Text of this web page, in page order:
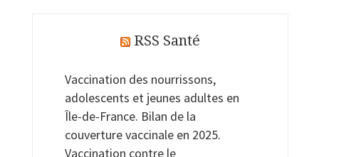
RSS Santé
Vaccination des nourrissons,
adolescents et jeunes adultes en
Île-de-France. Bilan de la
couverture vaccinale en 2025.
Vaccination contre le